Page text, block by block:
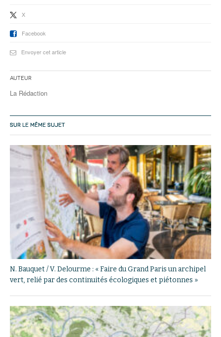
X
Facebook
Envoyer cet article
Auteur
La Rédaction
SUR LE MÊME SUJET
N. Bauquet / V. Delourme : « Faire du Grand Paris un archipel
vert, relié par des continuités écologiques et piétonnes »